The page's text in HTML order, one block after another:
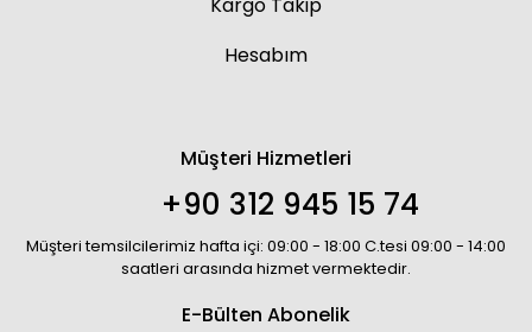
Hesabım
Müşteri Hizmetleri
+90 312 945 15 74
Müşteri temsilcilerimiz hafta içi: 09:00 - 18:00 C.tesi 09:00 - 14:00
saatleri arasında hizmet vermektedir.
E-Bülten Abonelik